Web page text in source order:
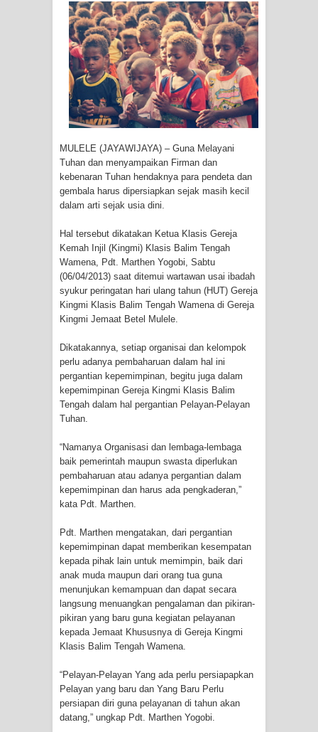
Tiga Personel Polresta Jayapura Kota
Jalani Sidang BP4R di Jayapura
Kapolresta Jayapura Kota
Mengapresiasi Antusiasme Warga
Saat Nonton Bareng Final Piala Dunia
2026 di Lapangan Karang PTC Entrop
Kebakaran Hanguskan Satu Rumah
Profil Lengkap Papua Barat, Bumi
Cenderawasih di Ujung Barat Papua
Profil Lengkap Provinsi Papua, Bumi
Indonesia
Profil Lengkap Aceh, Provinsi
Lima Rumah Pribadi Terbakar Di
Hamadi Jayapura Selatan
Imbau Waspada Susulan
Mama-Mama Pasar Lama Sentani
Protes Tumpukan Sampah dengan
Menghambur ke Tengah Jalan
Hilangnya Agustina Ester Bonsapia
Marthen Medlama Sebut Pemprov
MULELE (JAYAWIJAYA) – Guna Melayani
Tuhan dan menyampaikan Firman dan
kebenaran Tuhan hendaknya para pendeta dan
gembala harus dipersiapkan sejak masih kecil
dalam arti sejak usia dini.
Hal tersebut dikatakan Ketua Klasis Gereja
Kemah Injil (Kingmi) Klasis Balim Tengah
Wamena, Pdt. Marthen Yogobi, Sabtu
(06/04/2013) saat ditemui wartawan usai ibadah
syukur peringatan hari ulang tahun (HUT) Gereja
Kingmi Klasis Balim Tengah Wamena di Gereja
Kingmi Jemaat Betel Mulele.
Dikatakannya, setiap organisai dan kelompok
perlu adanya pembaharuan dalam hal ini
pergantian kepemimpinan, begitu juga dalam
kepemimpinan Gereja Kingmi Klasis Balim
Tengah dalam hal pergantian Pelayan-Pelayan
Tuhan.
“Namanya Organisasi dan lembaga-lembaga
baik pemerintah maupun swasta diperlukan
pembaharuan atau adanya pergantian dalam
kepemimpinan dan harus ada pengkaderan,”
kata Pdt. Marthen.
Pdt. Marthen mengatakan, dari pergantian
kepemimpinan dapat memberikan kesempatan
kepada pihak lain untuk memimpin, baik dari
anak muda maupun dari orang tua guna
menunjukan kemampuan dan dapat secara
langsung menuangkan pengalaman dan pikiran-
pikiran yang baru guna kegiatan pelayanan
kepada Jemaat Khususnya di Gereja Kingmi
Klasis Balim Tengah Wamena.
“Pelayan-Pelayan Yang ada perlu persiapapkan
Pelayan yang baru dan Yang Baru Perlu
persiapan diri guna pelayanan di tahun akan
datang,” ungkap Pdt. Marthen Yogobi.